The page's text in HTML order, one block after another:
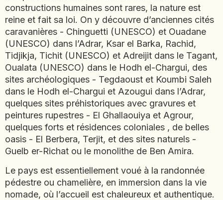
KENYA
KOSOVO
LAOS
LETTONIE
LIBÉRIA
LITUANIE
MACÉDOINE DU NORD
MADAGASCAR
MAROC
MAURITANIE
MEXIQUE
MONTÉNÉGRO
NAMIBIE
constructions humaines sont rares, la nature est
reine et fait sa loi. On y découvre d’anciennes cités
caravanières - Chinguetti (UNESCO) et Ouadane
(UNESCO) dans l’Adrar, Ksar el Barka, Rachid,
Tidjikja, Tichit (UNESCO) et Adreijit dans le Tagant,
Oualata (UNESCO) dans le Hodh el-Chargui, des
sites archéologiques - Tegdaoust et Koumbi Saleh
dans le Hodh el-Chargui et Azougui dans l’Adrar,
quelques sites préhistoriques avec gravures et
peintures rupestres - El Ghallaouiya et Agrour,
quelques forts et résidences coloniales , de belles
oasis - El Berbera, Terjit, et des sites naturels -
Guelb er-Richat ou le monolithe de Ben Amira.
Le pays est essentiellement voué à la randonnée
pédestre ou chamelière, en immersion dans la vie
nomade, où l’accueil est chaleureux et authentique.